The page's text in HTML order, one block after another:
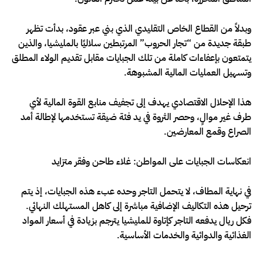
وبدلاً من القطاع الخاص التقليدي الذي بني عبر عقود، بدأت تظهر
طبقة جديدة من “تجار الحروب” المرتبطين سلاليًا بالمليشيا، والذين
يتمتعون بإعفاءات كاملة من تلك الجبايات مقابل تقديم الولاء المطلق
وتسهيل العمليات المالية المشبوهة.
هذا الإحلال الاقتصادي يهدف إلى تجفيف منابع القوة المالية لأي
طرف غير موالٍ، وحصر الثروة في يد فئة ضيقة تستخدمها لإطالة أمد
الصراع وقمع المعارضين.
انعكاسات الجبايات على المواطن: غلاء طاحن وفقر متزايد
في نهاية المطاف، لا يتحمل التاجر وحده عبء هذه الجبايات، إذ يتم
ترحيل هذه التكاليف الإضافية مباشرة إلى كاهل المستهلك النهائي.
فكل ريال يدفعه التاجر كإتاوة للمليشيا يترجم بزيادة في أسعار المواد
الغذائية والدوائية والخدمات الأساسية.